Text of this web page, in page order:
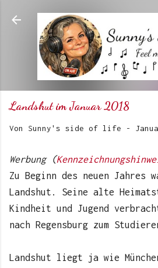
Direkt zum
Landshut im Januar 2018
Von Sunny's side of life -
Werbung (
Zu Beginn des neuen
Landshut. Seine alte
Kindheit und Jugend
nach Regensburg zum
Landshut liegt ja wie